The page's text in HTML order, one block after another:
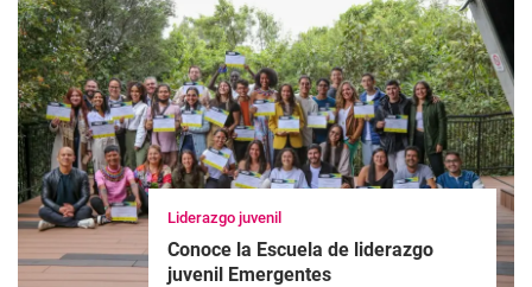
Liderazgo juvenil
Conoce la Escuela de liderazgo
juvenil Emergentes